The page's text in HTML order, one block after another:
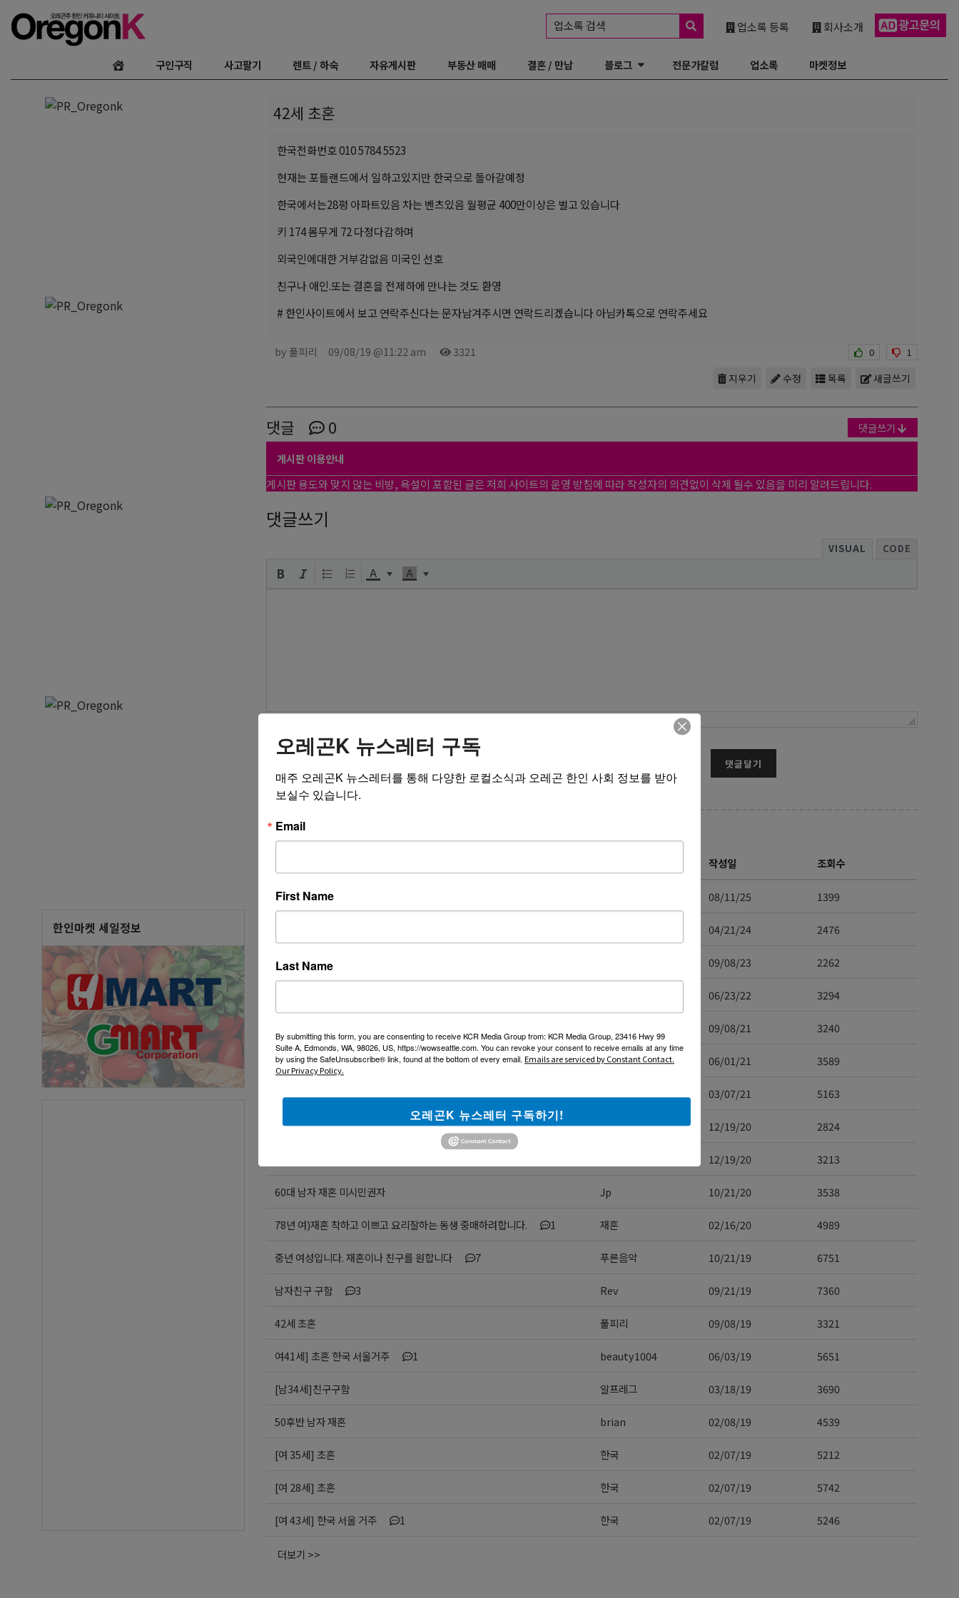
회사소개
업소록 등록
업소록 검색
구인구직 사고팔기 렌트 / 하숙 자유게시판 부동산 매매 결혼 / 만남 블로그 전문가칼럼 업소록 마켓정보
한인마켓 세일정보
42세 초혼
한국전화번호 010 5784 5523
현재는 포틀랜드에서 일하고있지만 한국으로 돌아갈예정
한국에서는28평 아파트있음 차는 벤츠있음 월평균 400만이상은 벌고 있습니다
키 174 몸무게 72 다정다감하며
외국인에대한 거부감없음 미국인 선호
친구나 애인.또는 결혼을 전제하에 만나는 것도 환영
# 한인사이트에서 보고 연락주신다는 문자남겨주시면 연락드리겠습니다 아님카톡으로 연락주세요
by 풀피리 09/08/19 @11:22 am 3321 0 1
새글쓰기
목록
수정
지우기
댓글 0 댓글쓰기
게시판 이용안내
게시판 용도와 맞지 않는 비방, 욕설이 포함된 글은 저희 사이트의 운영 방침에 따라 작성자의 의견없이 삭제 될수 있음을 미리 알려드립니다.
댓글쓰기
VISUAL CODE
닉네임
댓글달기
결혼/만남
작성일 조회수
“평생의 동반자를 찾아드립니다” 결혼정보회사 ‘천생연분’ 08/11/25 1399
04/21/24 2476
크리스찬 배우자 위해 기도하고 있는 청년입니다 09/08/23 2262
06/23/22 3294
09/08/21 3240
4ㅡ50대 여친,재혼 원합니다 리처드김 06/01/21 3589
03/07/21 5163
체육학박사가 여친이필요함,49세싱글남 감자는김치 12/19/20 2824
12/19/20 3213
60대 남자 재혼 미시민권자 Jp 10/21/20 3538
78년 여)재혼 착하고 이쁘고 요리잘하는 동생 중매하려합니다. 1 재혼 02/16/20 4989
중년 여성입니다. 재혼이나 친구를 원합니다 7 푸른음악 10/21/19 6751
남자친구 구함 3 Rev 09/21/19 7360
42세 초혼 풀피리 09/08/19 3321
여41세] 초혼 한국 서울거주 1 beauty1004 06/03/19 5651
[남34세]친구구함 알프레그 03/18/19 3690
50후반 남자 재혼 brian 02/08/19 4539
[여 35세] 초혼 한국 02/07/19 5212
[여 28세] 초혼 한국 02/07/19 5742
[여 43세] 한국 서울 거주 1 한국 02/07/19 5246
더보기 >>
오레곤K 뉴스레터 구독
매주 오레곤K 뉴스레터를 통해 다양한 로컬소식과 오레곤 한인 사회 정보를 받아
보실수 있습니다.
Email
First Name
Last Name
By submitting this form, you are consenting to receive KCR Media Group from: KCR Media Group, 23416 Hwy 99
Suite A, Edmonds, WA, 98026, US, https://wowseattle.com. You can revoke your consent to receive emails at any time
by using the SafeUnsubscribe® link, found at the bottom of every email. Emails are serviced by Constant Contact.
Our Privacy Policy.
오레곤K 뉴스레터 구독하기!